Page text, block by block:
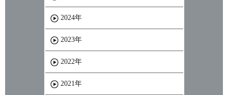
2024年
2023年
2022年
2021年